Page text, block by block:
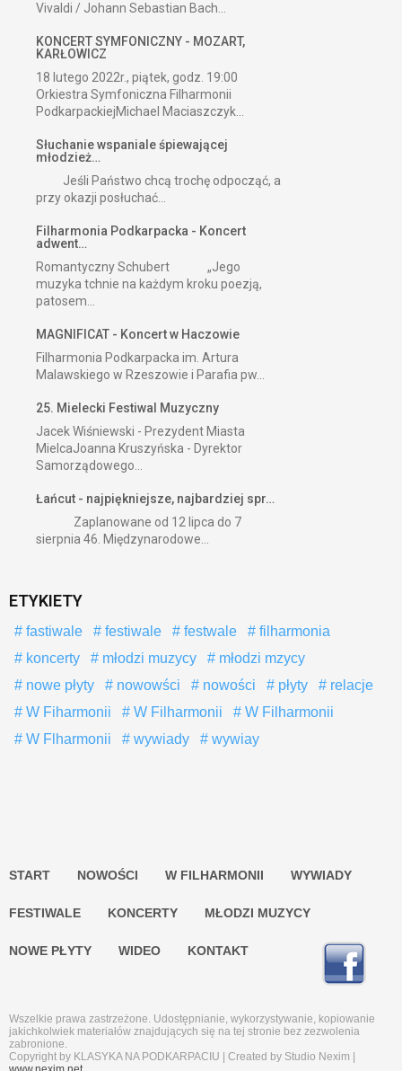
Vivaldi / Johann Sebastian Bach...
KONCERT SYMFONICZNY - MOZART,
KARŁOWICZ
18 lutego 2022r., piątek, godz. 19:00
Orkiestra Symfoniczna Filharmonii
PodkarpackiejMichael Maciaszczyk...
Słuchanie wspaniale śpiewającej
młodzież…
Jeśli Państwo chcą trochę odpocząć, a
przy okazji posłuchać...
Filharmonia Podkarpacka - Koncert
adwent…
Romantyczny Schubert „Jego
muzyka tchnie na każdym kroku poezją,
patosem...
MAGNIFICAT - Koncert w Haczowie
Filharmonia Podkarpacka im. Artura
Malawskiego w Rzeszowie i Parafia pw...
25. Mielecki Festiwal Muzyczny
Jacek Wiśniewski - Prezydent Miasta
MielcaJoanna Kruszyńska - Dyrektor
Samorządowego...
Łańcut - najpiękniejsze, najbardziej spr…
Zaplanowane od 12 lipca do 7
sierpnia 46. Międzynarodowe...
ETYKIETY
fastiwale festiwale festwale
filharmonia
koncerty
młodzi muzycy
młodzi mzycy
nowe płyty
nowowści nowości płyty
relacje
W Fiharmonii
W Filharmonii
W Filharmonii
W Flharmonii
wywiady wywiay
START NOWOŚCI W FILHARMONII WYWIADY
FESTIWALE KONCERTY MŁODZI MUZYCY
NOWE PŁYTY WIDEO KONTAKT
Wszelkie prawa zastrzeżone. Udostępnianie, wykorzystywanie, kopiowanie
jakichkolwiek materiałów znajdujących się na tej stronie bez zezwolenia
zabronione.
Copyright by KLASYKA NA PODKARPACIU | Created by Studio Nexim |